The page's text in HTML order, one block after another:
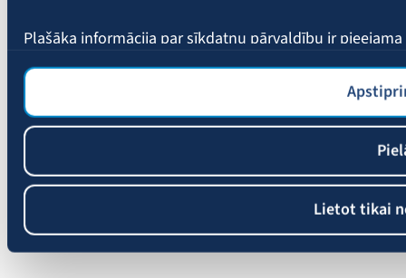
Plašāka informācija par sīkdatņu pārvaldību ir pieejama
Lietot tikai